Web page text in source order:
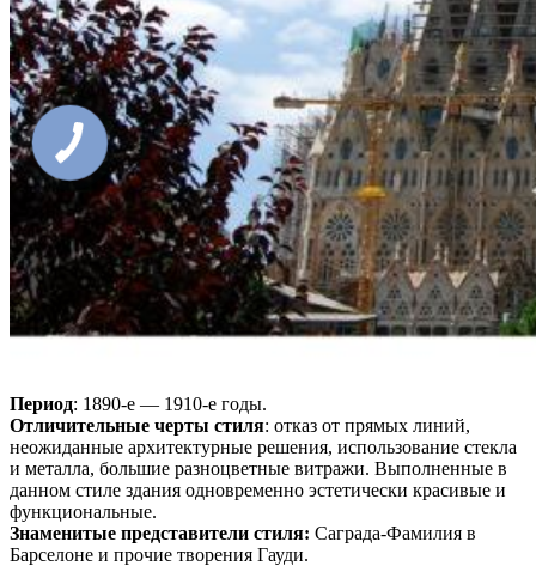
Период: 1890-е — 1910-е годы.
Отличительные черты стиля: отказ от прямых линий,
неожиданные архитектурные решения, использование стекла
и металла, большие разноцветные витражи. Выполненные в
данном стиле здания одновременно эстетически красивые и
функциональные.
Знаменитые представители стиля: Саграда-Фамилия в
Барселоне и прочие творения Гауди.